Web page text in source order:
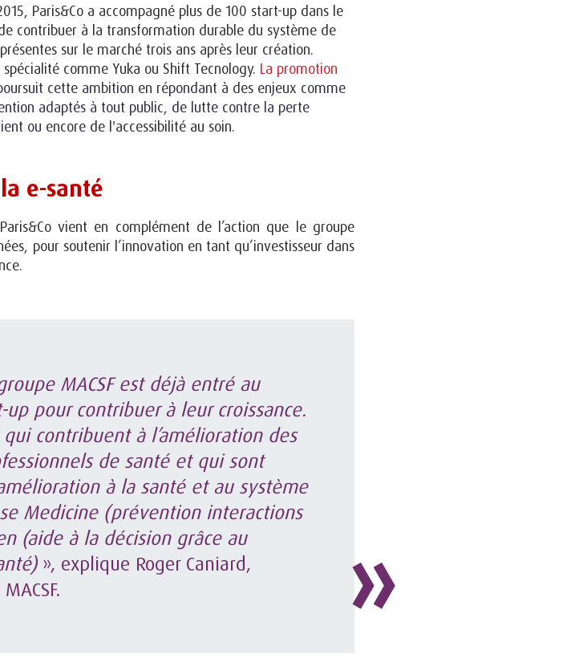
Paris&Co a accompagné plus de 100 start-up dans le
contribuer à la transformation durable du système de
sur le marché trois ans après leur création.
comme Yuka ou Shift Tecnology. La promotion
cette ambition en répondant à des enjeux comme
adaptés à tout public, de lutte contre la perte
ou encore de l'accessibilité au soin.
e-santé
vient en complément de l’action que le groupe
pour soutenir l’innovation en tant qu’investisseur dans
MACSF est déjà entré au
pour contribuer à leur croissance.
contribuent à l’amélioration des
de santé et qui sont
à la santé et au système
Medicine (prévention interactions
(aide à la décision grâce au
», explique Roger Caniard,